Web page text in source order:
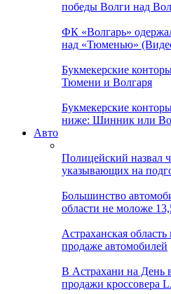
победы Волги над
ФК «Волгарь»
над «Тюменью»
Букмекерские
Тюмени и Волгаря
Букмекерские
ниже: Шинник или
Авто
Полицейский назвал
указывающих на
Большинство
области не моложе
Астраханская
продаже автомобилей
В Астрахани на День
продажи кроссовера